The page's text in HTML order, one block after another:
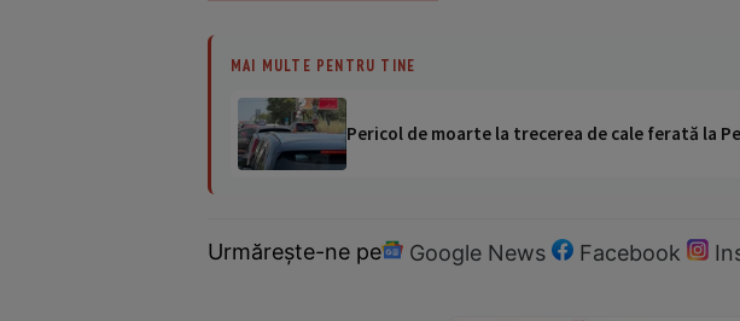
MAI MULTE PENTRU TINE
Pericol de moarte la trecerea de cale ferată la
Urmărește-ne pe Google News Facebook